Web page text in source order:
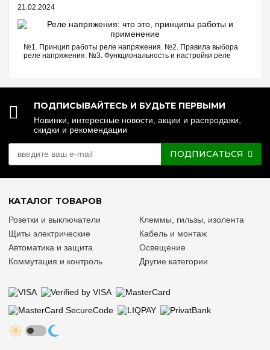
21.02.2024
№1. Принцип работы реле напряжения. №2. Правила выбора
реле напряжения. №3. Функциональность и настройки реле
ПОДПИСЫВАЙТЕСЬ И БУДЬТЕ ПЕРВЫМИ
Новинки, интересные новости, акции и распродажи,
скидки и рекомендации
ПОДПИСАТЬСЯ
КАТАЛОГ ТОВАРОВ
Розетки и выключатели
Щиты электрические
Автоматика и защита
Коммутация и контроль
Клеммы, гильзы, изолента
Кабель и монтаж
Освещение
Другие категории